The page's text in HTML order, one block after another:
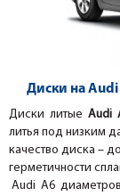
Диски на Audi
Диски литые Audi
литья под низким
качество диска –
герметичности
Audi A6 диаметров